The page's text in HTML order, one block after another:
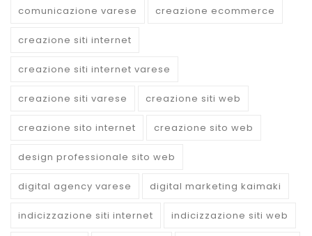
comunicazione varese creazione ecommerce
creazione siti internet
creazione siti internet varese
creazione siti varese creazione siti web
creazione sito internet creazione sito web
design professionale sito web
digital agency varese digital marketing kaimaki
indicizzazione siti internet indicizzazione siti web